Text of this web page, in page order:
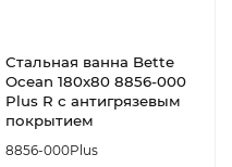
Стальная ванна Bette
Ocean 180х80 8856-000
Plus R с антигрязевым
покрытием
8856-000Plus